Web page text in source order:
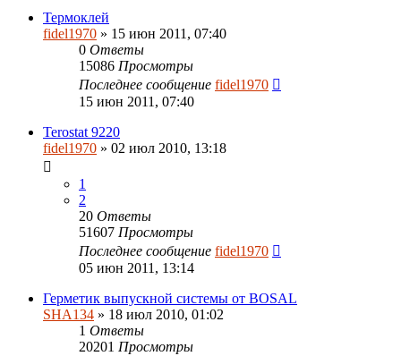
Термоклей
fidel1970 » 15 июн 2011, 07:40
0 Ответы
15086 Просмотры
Последнее сообщение fidel1970
15 июн 2011, 07:40
Terostat 9220
fidel1970 » 02 июл 2010, 13:18
1
2
20 Ответы
51607 Просмотры
Последнее сообщение fidel1970
05 июн 2011, 13:14
Герметик выпускной системы от BOSAL
SHA134 » 18 июл 2010, 01:02
1 Ответы
20201 Просмотры